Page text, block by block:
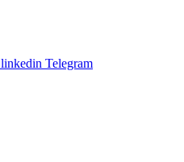
linkedin Telegram